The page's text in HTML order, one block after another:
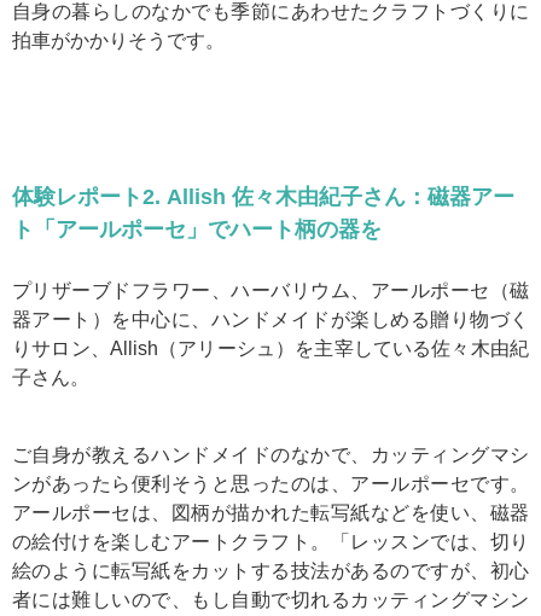
自身の暮らしのなかでも季節にあわせたクラフトづくりに
拍車がかかりそうです。
体験レポート2. Allish 佐々木由紀子さん：磁器アー
ト「アールポーセ」でハート柄の器を
プリザーブドフラワー、ハーバリウム、アールポーセ（磁
器アート）を中心に、ハンドメイドが楽しめる贈り物づく
りサロン、Allish（アリーシュ）を主宰している佐々木由紀
子さん。
ご自身が教えるハンドメイドのなかで、カッティングマシ
ンがあったら便利そうと思ったのは、アールポーセです。
アールポーセは、図柄が描かれた転写紙などを使い、磁器
の絵付けを楽しむアートクラフト。「レッスンでは、切り
絵のように転写紙をカットする技法があるのですが、初心
者には難しいので、もし自動で切れるカッティングマシン